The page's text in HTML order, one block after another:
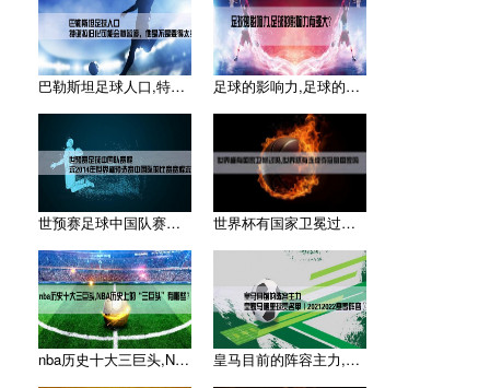
巴勒斯坦足球人口,特谢拉归化可能会被暂停，他是不是要得太多了 足球的影响力,足球的影响力有多大？
世预赛足球中国队赛程,求2014年世界杯预选赛中国队的比赛赛 世界杯有国家卫冕过吗,世界杯有连续夺冠的国家吗
nba历史十大三巨头,NBA历史上的“三巨头”有哪些？ 皇马目前的阵容主力,皇家马德里球员名单（20212022赛季